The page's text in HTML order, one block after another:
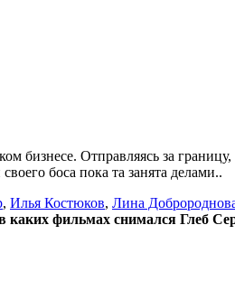
бизнесе. Отправляясь за
боса пока та занята делами..
, Илья Костюков, Лина
каких фильмах снимался Глеб